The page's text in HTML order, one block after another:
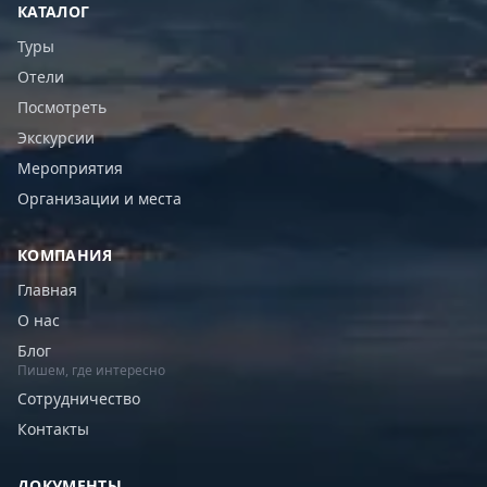
КАТАЛОГ
Туры
Отели
Посмотреть
Экскурсии
Мероприятия
Организации и места
КОМПАНИЯ
Главная
О нас
Блог
Пишем, где интересно
Сотрудничество
Контакты